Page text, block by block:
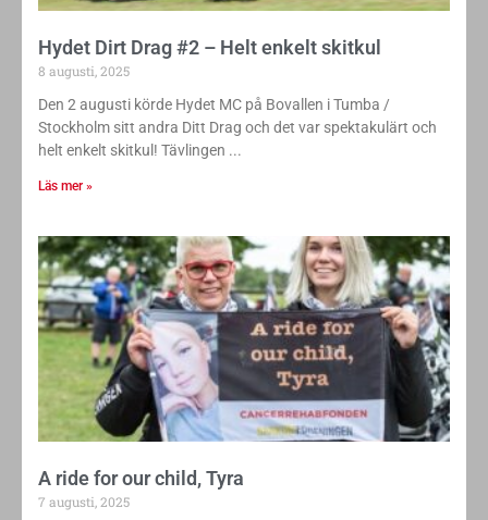
Hydet Dirt Drag #2 – Helt enkelt skitkul
8 augusti, 2025
Den 2 augusti körde Hydet MC på Bovallen i Tumba /
Stockholm sitt andra Ditt Drag och det var spektakulärt och
helt enkelt skitkul! Tävlingen
Läs mer »
A ride for our child, Tyra
7 augusti, 2025